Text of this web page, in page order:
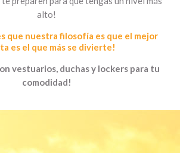
alto!
que nuestra filosofía es que el mejor
es el que más se divierte!
vestuarios, duchas y lockers para tu
comodidad!